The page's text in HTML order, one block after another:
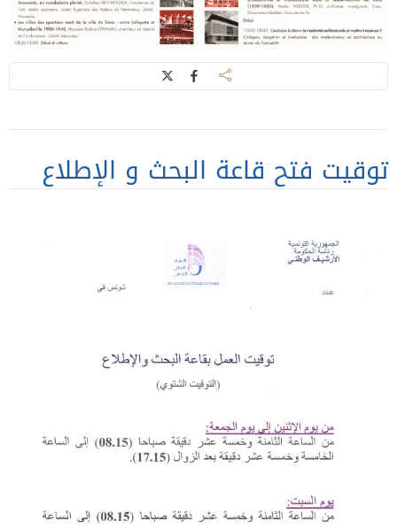
توقيت فتح قاعة البحث و الإطلاع